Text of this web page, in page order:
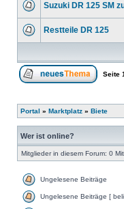
Suzuki DR 125 SM
Restteile DR 125
Seite 1
Portal » Marktplatz » Biete
Wer ist online?
Mitglieder in diesem Forum: 0
Ungelesene Beiträge
Ungelesene Beiträge [